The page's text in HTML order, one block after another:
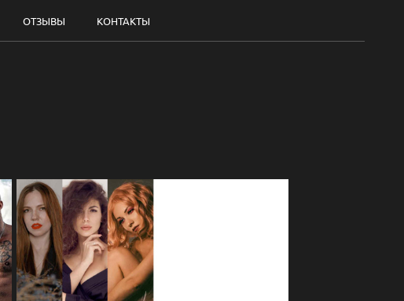
ОТЗЫВЫ КОНТАКТЫ